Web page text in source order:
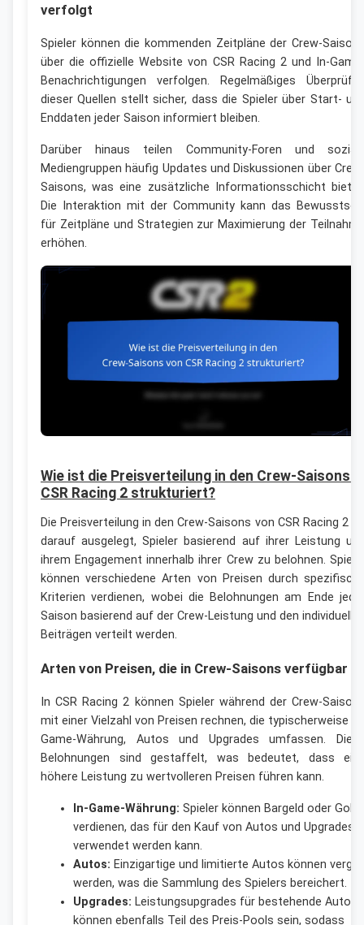
verfolgt
Spieler können die kommenden Zeitpläne der Crew-
über die offizielle Website von CSR Racing 2 und In-
Benachrichtigungen verfolgen. Regelmäßiges
dieser Quellen stellt sicher, dass die Spieler über Start-
Enddaten jeder Saison informiert bleiben.
Darüber hinaus teilen Community-Foren und
Mediengruppen häufig Updates und Diskussionen über
Saisons, was eine zusätzliche Informationsschicht
Die Interaktion mit der Community kann das
für Zeitpläne und Strategien zur Maximierung der
erhöhen.
Wie ist die Preisverteilung in den Crew-Saisons
CSR Racing 2 strukturiert?
Die Preisverteilung in den Crew-Saisons von CSR Racing 2
darauf ausgelegt, Spieler basierend auf ihrer Leistung
ihrem Engagement innerhalb ihrer Crew zu belohnen.
können verschiedene Arten von Preisen durch
Kriterien verdienen, wobei die Belohnungen am Ende
Saison basierend auf der Crew-Leistung und den
Beiträgen verteilt werden.
Arten von Preisen, die in Crew-Saisons verfügbar
In CSR Racing 2 können Spieler während der Crew-
mit einer Vielzahl von Preisen rechnen, die typischerweise
Game-Währung, Autos und Upgrades umfassen.
Belohnungen sind gestaffelt, was bedeutet, dass
höhere Leistung zu wertvolleren Preisen führen kann.
In-Game-Währung: Spieler können Bargeld oder Gold
verdienen, das für den Kauf von Autos und Upgrades
verwendet werden kann.
Autos: Einzigartige und limitierte Autos können
werden, was die Sammlung des Spielers bereichert.
Upgrades: Leistungsupgrades für bestehende Autos
können ebenfalls Teil des Preis-Pools sein, sodass